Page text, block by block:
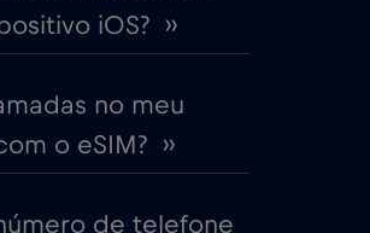
€5 ,-/GB
€5,-/GB
iOS? ››
no meu
o eSIM? ››
de telefone